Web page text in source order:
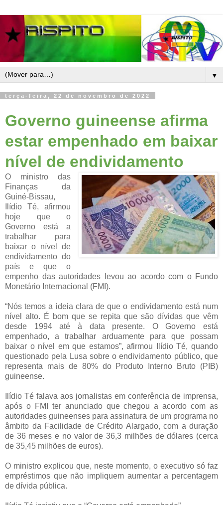
▼
terça-feira, 22 de novembro de 2022
Governo guineense afirma
estar empenhado em baixar
nível de endividamento
O ministro das
Finanças da
Guiné-Bissau,
Ilídio Té, afirmou
hoje que o
Governo está a
trabalhar para
baixar o nível de
endividamento do
país e que o
empenho das autoridades levou ao acordo com o Fundo
Monetário Internacional (FMI).
“Nós temos a ideia clara de que o endividamento está num
nível alto. É bom que se repita que são dívidas que vêm
desde 1994 até à data presente. O Governo está
empenhado, a trabalhar arduamente para que possam
baixar o nível em que estamos”, afirmou Ilídio Té, quando
questionado pela Lusa sobre o endividamento público, que
representa mais de 80% do Produto Interno Bruto (PIB)
guineense.
Ilídio Té falava aos jornalistas em conferência de imprensa,
após o FMI ter anunciado que chegou a acordo com as
autoridades guineenses para assinatura de um programa no
âmbito da Facilidade de Crédito Alargado, com a duração
de 36 meses e no valor de 36,3 milhões de dólares (cerca
de 35,45 milhões de euros).
O ministro explicou que, neste momento, o executivo só faz
empréstimos que não impliquem aumentar a percentagem
de dívida pública.